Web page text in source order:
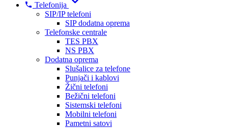
Telefonija
SIP/IP telefoni
SIP dodatna oprema
Telefonske centrale
TES PBX
NS PBX
Dodatna oprema
Slušalice za telefone
Punjači i kablovi
Žični telefoni
Bežični telefoni
Sistemski telefoni
Mobilni telefoni
Pametni satovi